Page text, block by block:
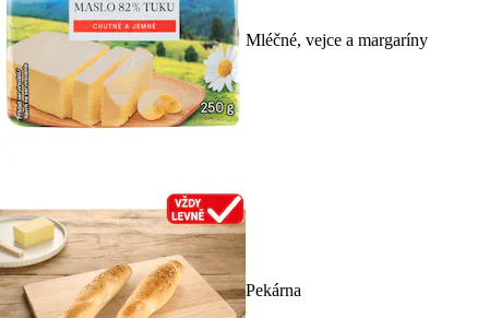
Mléčné, vejce a margaríny
Pekárna